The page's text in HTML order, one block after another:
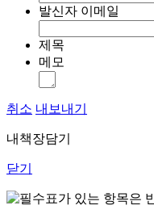
발신자 이메일
제목
메모
취소 내보내기
내책장담기
닫기
표가 있는 항목은